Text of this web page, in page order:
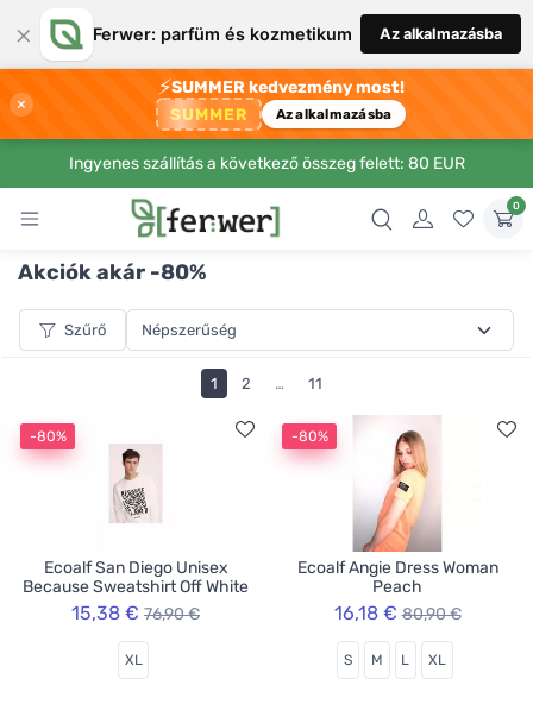
× Ferwer: parfüm és kozmetikum Az alkalmazásba
×
⚡SUMMER kedvezmény most!
SUMMER Az alkalmazásba
Ingyenes szállítás a következő összeg felett: 80 EUR
0
Akciók akár -80%
Szűrő
1 2 … 11
-80%
Ecoalf San Diego Unisex
Because Sweatshirt Off White
15,38 € 76,90 €
XL
-80%
Ecoalf Angie Dress Woman
Peach
16,18 € 80,90 €
S M L XL